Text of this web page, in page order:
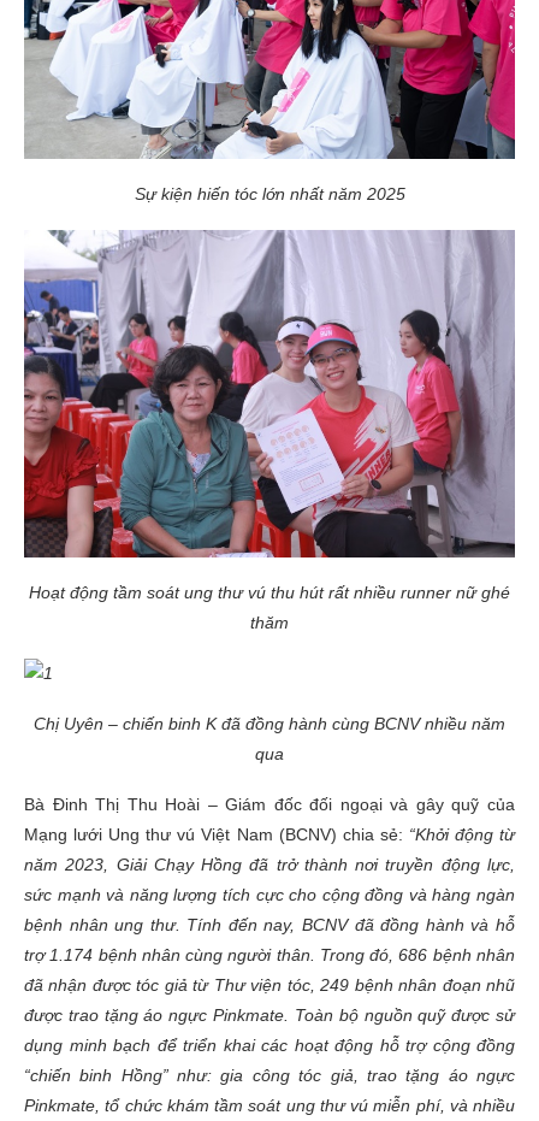
Sự kiện hiến tóc lớn nhất năm 2025
Hoạt động tầm soát ung thư vú thu hút rất nhiều runner nữ ghé
thăm
Chị Uyên – chiến binh K đã đồng hành cùng BCNV nhiều năm
qua
Bà Đinh Thị Thu Hoài – Giám đốc đối ngoại và gây quỹ của
Mạng lưới Ung thư vú Việt Nam (BCNV) chia sẻ: “Khởi động từ
năm 2023, Giải Chạy Hồng đã trở thành nơi truyền động lực,
sức mạnh và năng lượng tích cực cho cộng đồng và hàng ngàn
bệnh nhân ung thư. Tính đến nay, BCNV đã đồng hành và hỗ
trợ 1.174 bệnh nhân cùng người thân. Trong đó, 686 bệnh nhân
đã nhận được tóc giả từ Thư viện tóc, 249 bệnh nhân đoạn nhũ
được trao tặng áo ngực Pinkmate. Toàn bộ nguồn quỹ được sử
dụng minh bạch để triển khai các hoạt động hỗ trợ cộng đồng
“chiến binh Hồng” như: gia công tóc giả, trao tặng áo ngực
Pinkmate, tổ chức khám tầm soát ung thư vú miễn phí, và nhiều